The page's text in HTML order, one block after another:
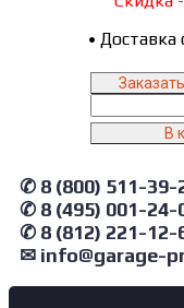
• Доставка
товара
Верстак
дверь/5
ящиков
с
экраном
В
✆ 8 (800) 511-39-
✆ 8 (495) 001-24-
✆ 8 (812) 221-12-
✉ info@garage-